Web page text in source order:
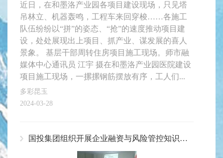
近日，在和墨洛产业园各项目建设现场，只见塔
吊林立、机器轰鸣，工程车来回穿梭……各施工
队伍纷纷以“拼”的姿态、“抢”的速度推动项目建
设，处处展现出上项目、抓产业、谋发展的喜人
景象。 基层干部周转住房项目施工现场。师市融
媒体中心通讯员 江宇 摄在和墨洛产业园医院建设
项目施工现场，一摞摞钢筋摆放有序，工人们...
多彩昆玉
2024-03-28
国投集团组织开展企业融资与风险管控知识培训